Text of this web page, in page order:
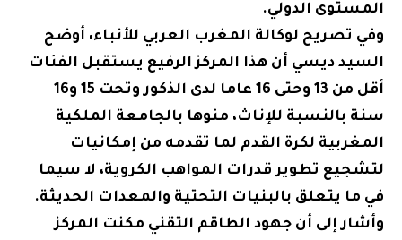
المستوى الدولي.
وفي تصريح لوكالة المغرب العربي للأنباء، أوضح
السيد ديسي أن هذا المركز الرفيع يستقبل الفئات
أقل من 13 وحتى 16 عاما لدى الذكور وتحت 15 و16
سنة بالنسبة للإناث، منوها بالجامعة الملكية
المغربية لكرة القدم لما تقدمه من إمكانيات
لتشجيع تطوير قدرات المواهب الكروية، لا سيما
في ما يتعلق بالبنيات التحتية والمعدات الحديثة.
وأشار إلى أن جهود الطاقم التقني مكنت المركز